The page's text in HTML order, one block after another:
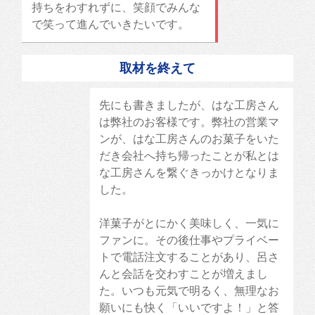
持ちをわすれずに、笑顔でみんな
で笑って進んでいきたいです。
取材を終えて
先にも書きましたが、はな工房さん
は弊社のお客様です。弊社の営業マ
ンが、はな工房さんのお菓子をいた
だき会社へ持ち帰ったことが私とは
な工房さんを繋ぐきっかけとなりま
した。
洋菓子がとにかく美味しく、一気に
ファンに。その後仕事やプライベー
トで電話注文することがあり、呂さ
んと会話を交わすことが増えまし
た。いつも元気で明るく、無理なお
願いにも快く「いいですよ！」と答